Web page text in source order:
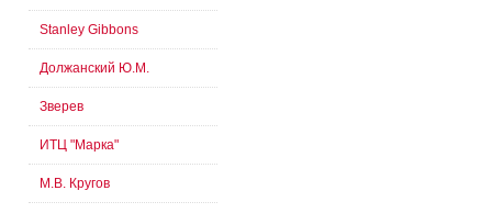
Stanley Gibbons
Должанский Ю.М.
Зверев
ИТЦ "Марка"
М.В. Кругов